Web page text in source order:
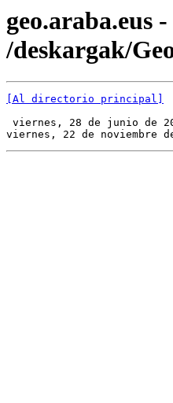
geo.araba.eus -
/deskargak/
[Al directorio principal]
viernes, 28 de junio de
viernes, 22 de